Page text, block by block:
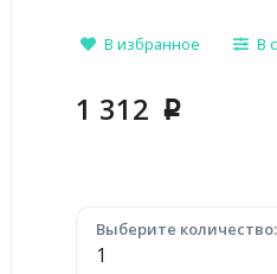
В избранное В
1 312 p
Выберите количество: